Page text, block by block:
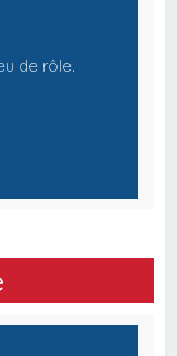
de rôle.